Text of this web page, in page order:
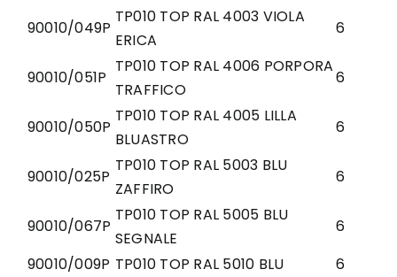
90010/049P
TP010 TOP RAL 4003 VIOLA
ERICA
6
90010/051P
TP010 TOP RAL 4006 PORPORA
TRAFFICO
6
90010/050P
TP010 TOP RAL 4005 LILLA
BLUASTRO
6
90010/025P
TP010 TOP RAL 5003 BLU
ZAFFIRO
6
90010/067P
TP010 TOP RAL 5005 BLU
SEGNALE
6
90010/009P TP010 TOP RAL 5010 BLU
6